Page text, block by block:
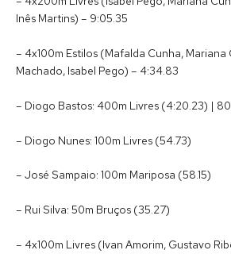
Inês Martins) – 9:05.35
– 4x100m Estilos (Mafalda Cunha, Mariana
Machado, Isabel Pego) – 4:34.83
– Diogo Bastos: 400m Livres (4:20.23) |
– Diogo Nunes: 100m Livres (54.73)
– José Sampaio: 100m Mariposa (58.15)
– Rui Silva: 50m Bruços (35.27)
– 4x100m Livres (Ivan Amorim, Gustavo